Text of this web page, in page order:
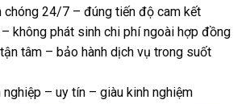
chóng 24/7 – đúng tiến độ cam kết
– không phát sinh chi phí ngoài hợp đồng
tâm – bảo hành dịch vụ trong suốt
– uy tín – giàu kinh nghiệm